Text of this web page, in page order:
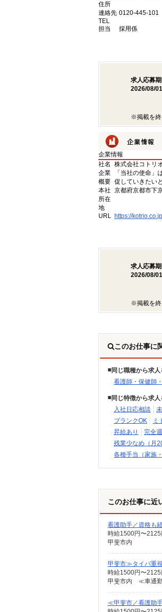
住所
連絡先
TEL
0120-445-101
担当 採用係
求人応募期
2026/08/
※掲載を終
企業情報
社名
株式会社コトリ
企業
概要
「当社の使命
促していきたい
本社
所在
地
京都府京都市下
URL https://
求人応募期
2026/08/
※掲載を終
このお仕事に
同じ職種から求
看護師・保健師
同じ特徴から求
入社日応相談
ブランクOK
ミ
昇給あり
完全
残業少なめ（月
各種手当（家族
このお仕事に近
看護助手／資格も
時給1500円〜
甲斐市内
甲斐市≫タイパ重
時給1500円〜
甲斐市内 ≪車通
≪甲斐市／看護助